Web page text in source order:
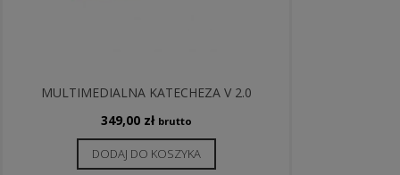
MULTIMEDIALNA KATECHEZA V 2.0
349,00 zł brutto
DODAJ DO KOSZYKA